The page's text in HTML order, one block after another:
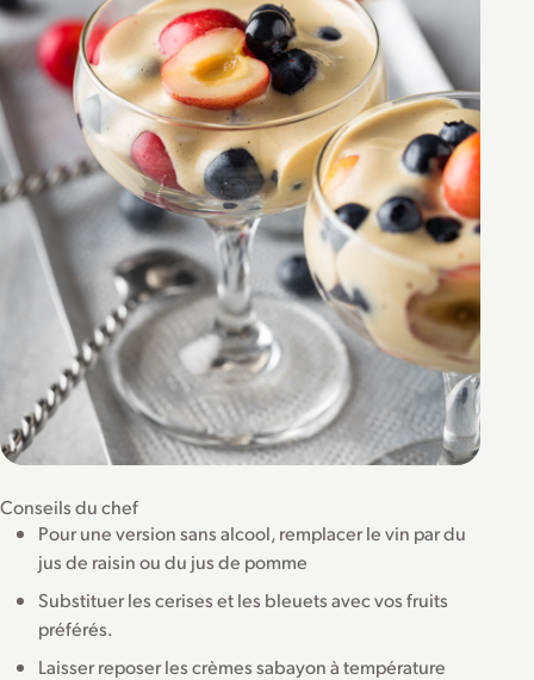
Conseils du chef
Pour une version sans alcool, remplacer le vin par du
jus de raisin ou du jus de pomme
Substituer les cerises et les bleuets avec vos fruits
préférés.
Laisser reposer les crèmes sabayon à température